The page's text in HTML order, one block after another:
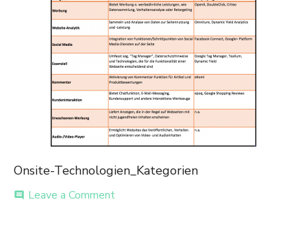
Onsite-Technologien_Kategorien
comment Leave a Commenton